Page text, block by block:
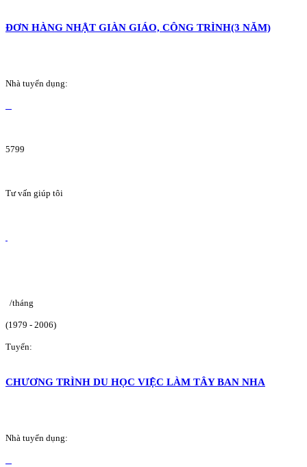
ĐƠN HÀNG NHẬT GIÀN GIÁO, CÔNG TRÌNH(3 NĂM)
Nhà tuyển dụng:
5799
Tư vấn giúp tôi
/tháng
(1979 - 2006)
Tuyển:
CHƯƠNG TRÌNH DU HỌC VIỆC LÀM TÂY BAN NHA
Nhà tuyển dụng: